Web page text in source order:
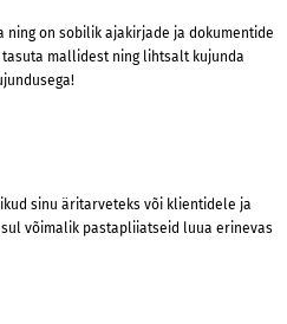
on sobilik ajakirjade ja dokumentide
mallidest ning lihtsalt kujunda
sinu äritarveteks või klientidele ja
võimalik pastapliiatseid luua erinevas